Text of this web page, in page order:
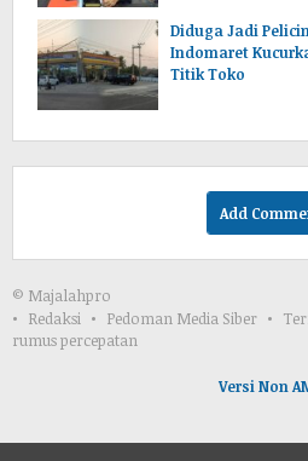
‎Diduga Jadi
Indomaret
Titik Toko
Add
© Majalahpro
Redaksi
Pedoman Media Siber
rumus percepatan
Versi Non